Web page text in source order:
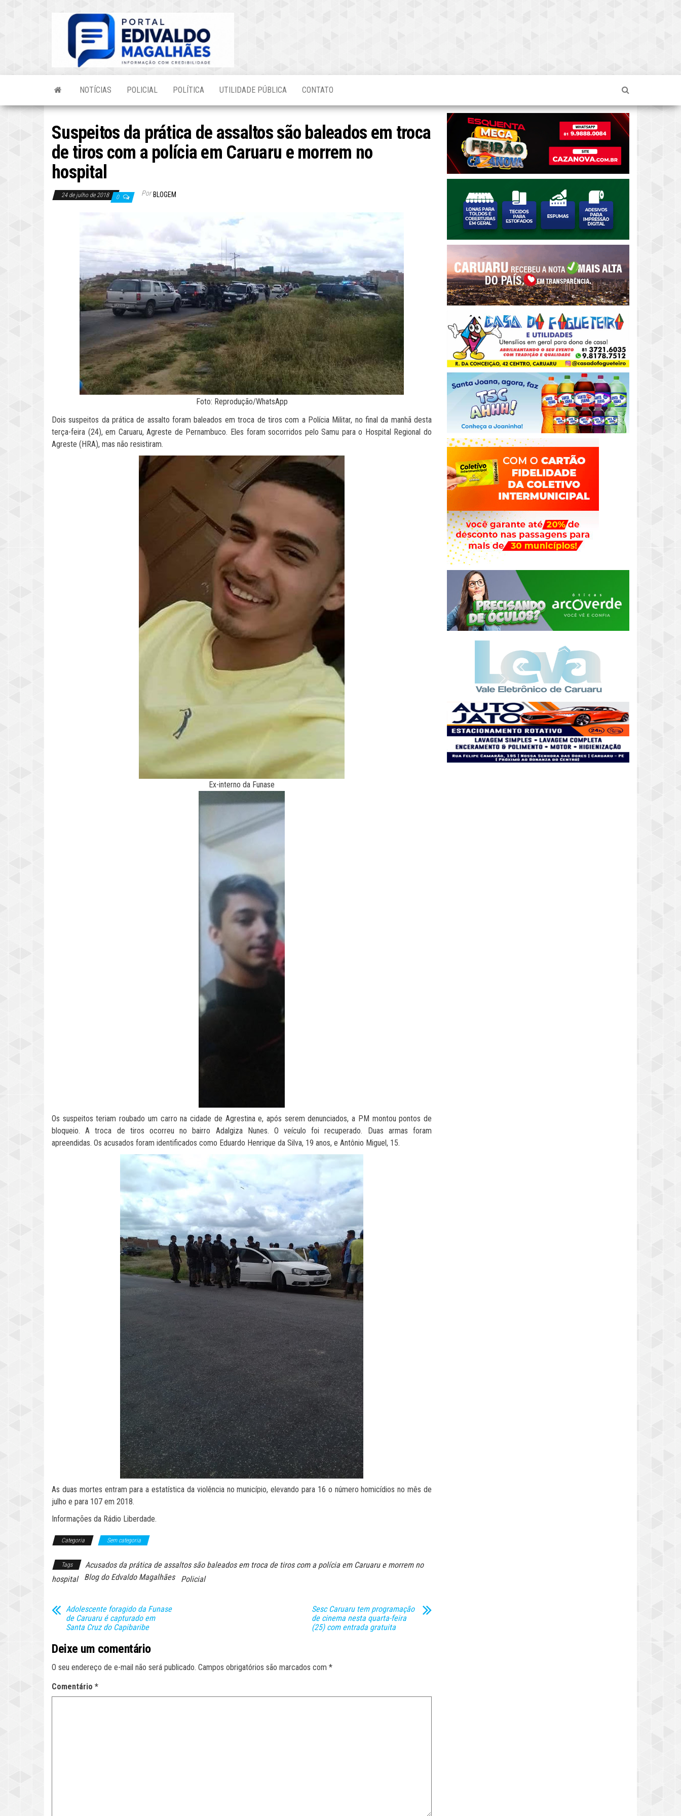
NOTÍCIAS POLICIAL POLÍTICA UTILIDADE PÚBLICA CONTATO
Suspeitos da prática de assaltos são baleados em troca
de tiros com a polícia em Caruaru e morrem no
hospital
24 de julho de 2018 0 Por BLOGEM
Foto: Reprodução/WhatsApp
Dois suspeitos da prática de assalto foram baleados em troca de tiros com a Polícia Militar, no final da manhã desta
terça-feira (24), em Caruaru, Agreste de Pernambuco. Eles foram socorridos pelo Samu para o Hospital Regional do
Agreste (HRA), mas não resistiram.
Ex-interno da Funase
Os suspeitos teriam roubado um carro na cidade de Agrestina e, após serem denunciados, a PM montou pontos de
bloqueio. A troca de tiros ocorreu no bairro Adalgiza Nunes. O veículo foi recuperado. Duas armas foram
apreendidas. Os acusados foram identificados como Eduardo Henrique da Silva, 19 anos, e Antônio Miguel, 15.
As duas mortes entram para a estatística da violência no município, elevando para 16 o número homicídios no mês de
julho e para 107 em 2018.
Informações da Rádio Liberdade.
Categoria Sem categoria
Tags
Acusados da prática de assaltos são baleados em troca de tiros com a polícia em Caruaru e morrem no
hospital
Blog do Edvaldo Magalhães Policial
Adolescente foragido da Funase
de Caruaru é capturado em
Santa Cruz do Capibaribe
Sesc Caruaru tem programação
de cinema nesta quarta-feira
(25) com entrada gratuita
Deixe um comentário
O seu endereço de e-mail não será publicado. Campos obrigatórios são marcados com *
Comentário *